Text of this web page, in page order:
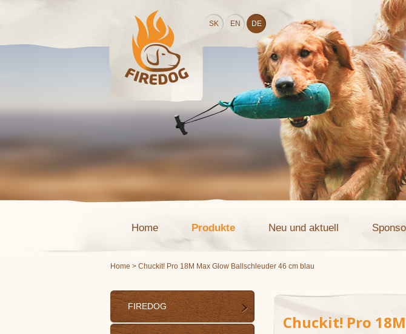
SK EN DE
Home Produkte Neu und aktuell
Home > Chuckit! Pro 18M Max Glow Ballschleuder 46 cm blau
FIREDOG
Chuckit! Pro